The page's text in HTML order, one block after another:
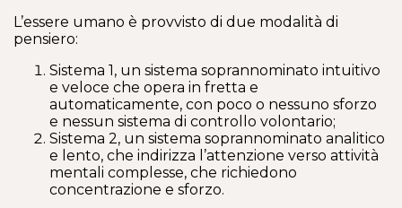
L’essere umano è provvisto di due modalità di
pensiero:
Sistema 1, un sistema soprannominato intuitivo
e veloce che opera in fretta e
automaticamente, con poco o nessuno sforzo
e nessun sistema di controllo volontario;
Sistema 2, un sistema soprannominato analitico
e lento, che indirizza l’attenzione verso attività
mentali complesse, che richiedono
concentrazione e sforzo.